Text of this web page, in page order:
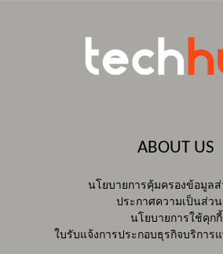
ABOUT US
นโยบายการคุ้มครองข้อมูล
ประกาศความเป็นส่ว
นโยบายการใช้คุกกี้
ใบรับแจ้งการประกอบธุรกิจบริการ